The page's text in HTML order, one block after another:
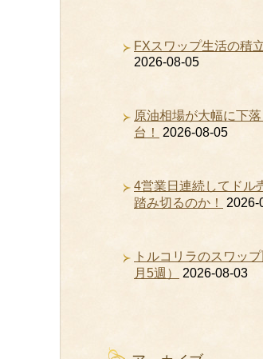
FXスワップ生活の積
2026-08-05
原油相場が大幅に下
台！
2026-08-05
4営業日連続してドル
踏み切るのか！
2026-
トルコリラのスワッ
月5週）
2026-08-03